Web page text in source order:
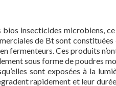
insecticides microbiens,
de Bt sont constituées
fermenteurs. Ces produits
sous forme de poudres
sont exposées à la
rapidement et leur